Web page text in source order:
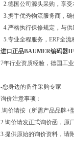
2.德国公司源头采购，享
3.携手优秀物流服务商，
4.严格执行保修规定，与
5.专业全程服务，ERP全
进口正品BAUMER编码器
7年行业资质经验，德国工
-您身边的备件采购专家
询价注意事项：
.询价请按（所需产品品牌+
2.询价请发正式询价函，原
3.提供原始的询价资料，请